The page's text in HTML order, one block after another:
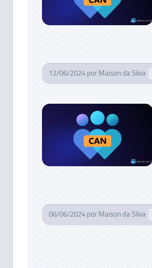
12/06/2024 por Maison da Silva
06/06/2024 por Maison da Silva